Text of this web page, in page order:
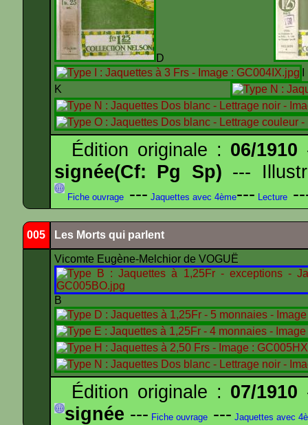
D
K
Édition originale : 06/1910
signée(Cf: Pg Sp) ---
Fiche ouvrage --- Jaquettes avec 4ème--- Lecture
005 Les Morts qui parlent
Vicomte Eugène-Melchior de VOGUË
B
Édition originale : 07/1910
signée --- Fiche ouvrage --- Jaquettes avec